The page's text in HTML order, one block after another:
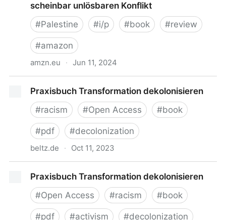
scheinbar unlösbaren Konflikt
#Palestine #i/p #book #review
#amazon
amzn.eu · Jun 11, 2024
Hamas – Gaza – Palästina: Über einen scheinbar
unlösbaren Konflikt
Praxisbuch Transformation dekolonisieren
#racism #Open Access #book
#pdf #decolonization
beltz.de · Oct 11, 2023
Praxisbuch Transformation dekolonisieren
#Open Access #racism #book
#pdf #activism #decolonization